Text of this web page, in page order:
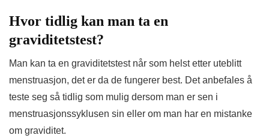
Hvor tidlig kan man ta en
graviditetstest?
Man kan ta en graviditetstest når som helst etter uteblitt
menstruasjon, det er da de fungerer best. Det anbefales å
teste seg så tidlig som mulig dersom man er sen i
menstruasjonssyklusen sin eller om man har en mistanke
om graviditet.